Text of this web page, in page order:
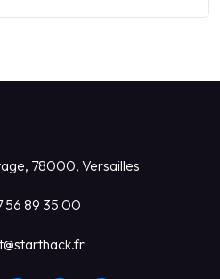
78000, Versailles
56 89 35 00